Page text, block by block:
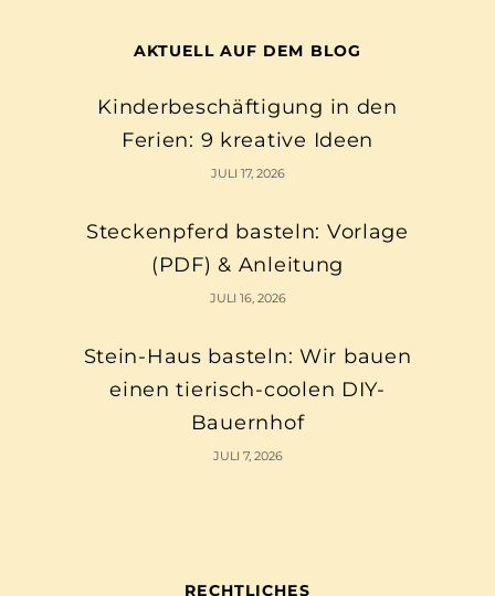
AKTUELL AUF DEM BLOG
Kinderbeschäftigung in den
Ferien: 9 kreative Ideen
JULI 17, 2026
Steckenpferd basteln: Vorlage
(PDF) & Anleitung
JULI 16, 2026
Stein-Haus basteln: Wir bauen
einen tierisch-coolen DIY-
Bauernhof
JULI 7, 2026
RECHTLICHES